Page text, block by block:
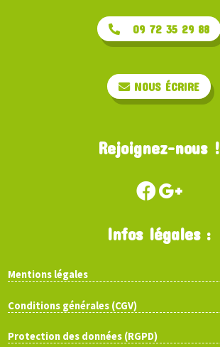
09 72 35 29 88
NOUS ÉCRIRE
Rejoignez-nous !
Infos légales :
Mentions légales
Conditions générales (CGV)
Protection des données (RGPD)